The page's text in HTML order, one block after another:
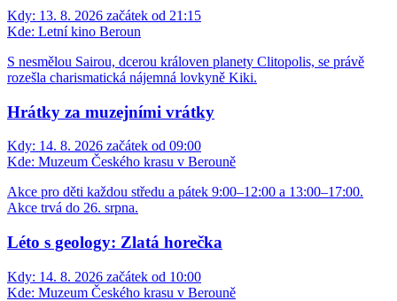
Kdy: 13. 8. 2026 začátek od 21:15
Kde: Letní kino Beroun
S nesmělou Sairou, dcerou královen planety Clitopolis, se právě
rozešla charismatická nájemná lovkyně Kiki.
Hrátky za muzejními vrátky
Kdy: 14. 8. 2026 začátek od 09:00
Kde: Muzeum Českého krasu v Berouně
Akce pro děti každou středu a pátek 9:00–12:00 a 13:00–17:00.
Akce trvá do 26. srpna.
Léto s geology: Zlatá horečka
Kdy: 14. 8. 2026 začátek od 10:00
Kde: Muzeum Českého krasu v Berouně